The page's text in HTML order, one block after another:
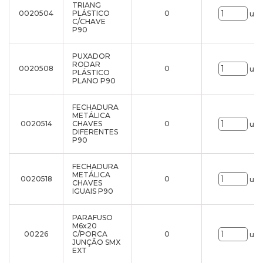
0020504
TRIANG
PLÁSTICO
C/CHAVE
P90
0
0020508
PUXADOR
RODAR
PLÁSTICO
PLANO P90
0
0020514
FECHADURA
METÁLICA
CHAVES
DIFERENTES
P90
0
0020518
FECHADURA
METÁLICA
CHAVES
IGUAIS P90
0
00226
PARAFUSO
M6x20
C/PORCA
JUNÇÃO SMX
EXT
0